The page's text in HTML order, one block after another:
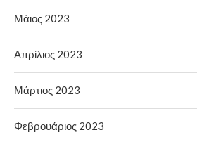
Μάιος 2023
Απρίλιος 2023
Μάρτιος 2023
Φεβρουάριος 2023